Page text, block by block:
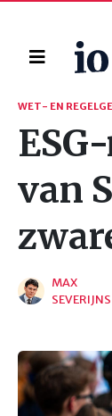
Home
Zoeken
WET- EN
van
MAX
SEVERIJNS